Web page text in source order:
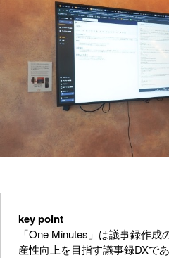
key point
「One Minutes」は議事録作
産性向上を目指す議事録DXであ